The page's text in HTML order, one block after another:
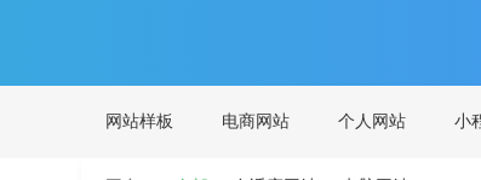
网站样板 电商网站 个人网站 小